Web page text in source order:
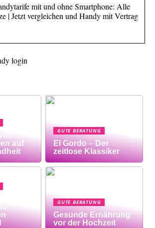
mit und ohne Smartphone: Alle
| Jetzt vergleichen und Handy mit Vertrag
login
auf
GUTE BERATUNG
El Gordo – Der
zeitlose Klassiker
GUTE BERATUNG
Gesunde Ernährung
vor der Hochzeit